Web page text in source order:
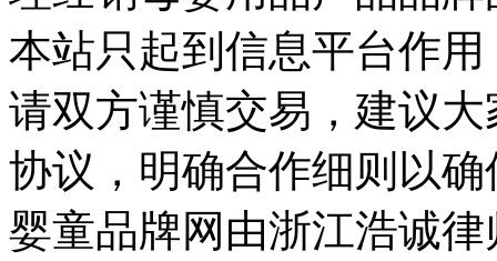
本站只起到信息平台作
请双方谨慎交易，建议
协议，明确合作细则以
婴童品牌网由浙江浩诚